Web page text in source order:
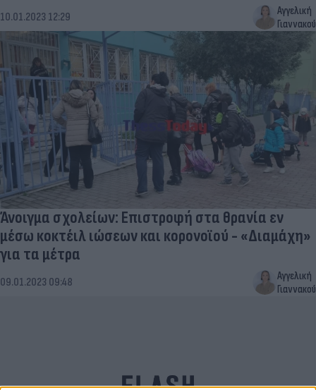
10.01.2023 12:29
Αγγελική
Γιαννακού
Άνοιγμα σχολείων: Επιστροφή στα θρανία εν
μέσω κοκτέιλ ιώσεων και κορονοϊού - «Διαμάχη»
για τα μέτρα
09.01.2023 09:48
Αγγελική
Γιαννακού